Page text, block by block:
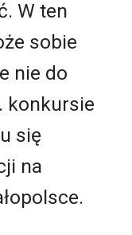
W ten
sobie
nie do
konkursie
się
na